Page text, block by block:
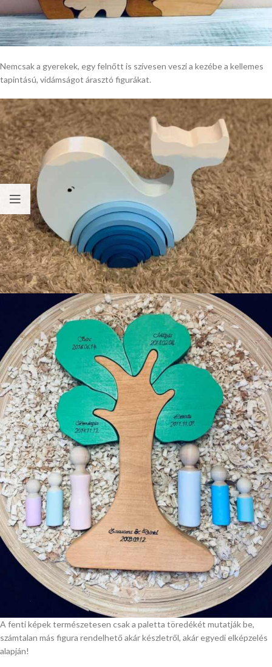
Nemcsak a gyerekek, egy felnőtt is szívesen veszi a kezébe a kellemes
tapintású, vidámságot árasztó figurákat.
A fenti képek természetesen csak a paletta töredékét mutatják be,
számtalan más figura rendelhető akár készletről, akár egyedi elképzelés
alapján!